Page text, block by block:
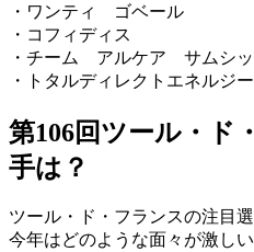
・ワンティ ゴベール
・コフィディス
・チーム アルケア サムシッ
・トタルディレクトエネルジー
第106回ツール・ド
手は？
ツール・ド・フランスの注目
今年はどのような面々が激し